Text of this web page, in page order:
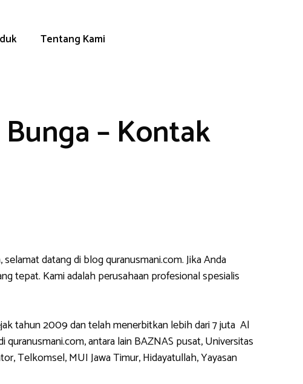
Tentang Kami
– Kontak
datang di blog quranusmani.com. Jika Anda
tepat. Kami adalah perusahaan profesional spesialis
tahun 2009 dan telah menerbitkan lebih dari 7 juta Al
antara lain BAZNAS pusat, Universitas
Telkomsel, MUI Jawa Timur, Hidayatullah, Yayasan